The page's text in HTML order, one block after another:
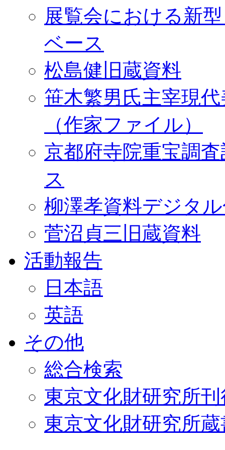
展覧会における新
ベース
松島健旧蔵資料
笹木繁男氏主宰現
（作家ファイル）
京都府寺院重宝調
ス
柳澤孝資料デジタ
菅沼貞三旧蔵資料
活動報告
日本語
英語
その他
総合検索
東京文化財研究所
東京文化財研究所